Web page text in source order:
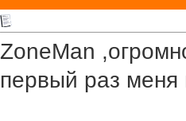
ZoneMan
первый раз меня